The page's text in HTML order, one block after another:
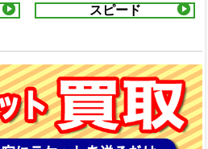
スピード